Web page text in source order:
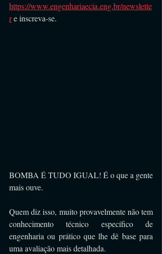
https://www.engenhariaecia.eng.br/newslette
r e inscreva-se.
BOMBA É TUDO IGUAL! É o que a gente
mais ouve.
Quem diz isso, muito provavelmente não tem
conhecimento técnico específico de
engenharia ou prático que lhe dê base para
uma avaliação mais detalhada.